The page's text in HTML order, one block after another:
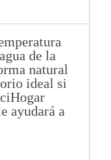
de la
natural
ideal si
ayudará a